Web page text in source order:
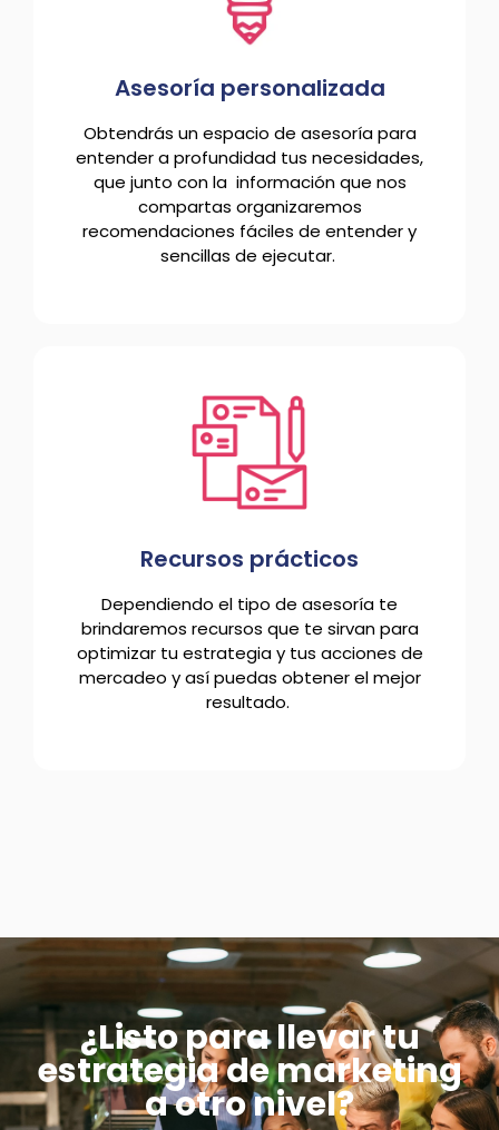
Asesoría personalizada
Obtendrás un espacio de asesoría para
entender a profundidad tus necesidades,
que junto con la información que nos
compartas organizaremos
recomendaciones fáciles de entender y
sencillas de ejecutar.
Recursos prácticos
Dependiendo el tipo de asesoría te
brindaremos recursos que te sirvan para
optimizar tu estrategia y tus acciones de
mercadeo y así puedas obtener el mejor
resultado.
¿Listo para llevar tu
estrategia de marketing
a otro nivel?